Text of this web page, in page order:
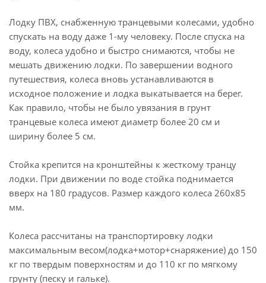
Лодку ПВХ, снабженную транцевыми колесами, удобно
спускать на воду даже 1-му человеку. После спуска на
воду, колеса удобно и быстро снимаются, чтобы не
мешать движению лодки. По завершении водного
путешествия, колеса вновь устанавливаются в
исходное положение и лодка выкатывается на берег.
Как правило, чтобы не было увязания в грунт
транцевые колеса имеют диаметр более 20 см и
ширину более 5 см.
Стойка крепится на кронштейны к жесткому транцу
лодки. При движении по воде стойка поднимается
вверх на 180 градусов. Размер каждого колеса 260х85
мм.
Колеса рассчитаны на транспортировку лодки
максимальным весом(лодка+мотор+снаряжение) до 150
кг по твердым поверхностям и до 110 кг по мягкому
грунту (песку и гальке).